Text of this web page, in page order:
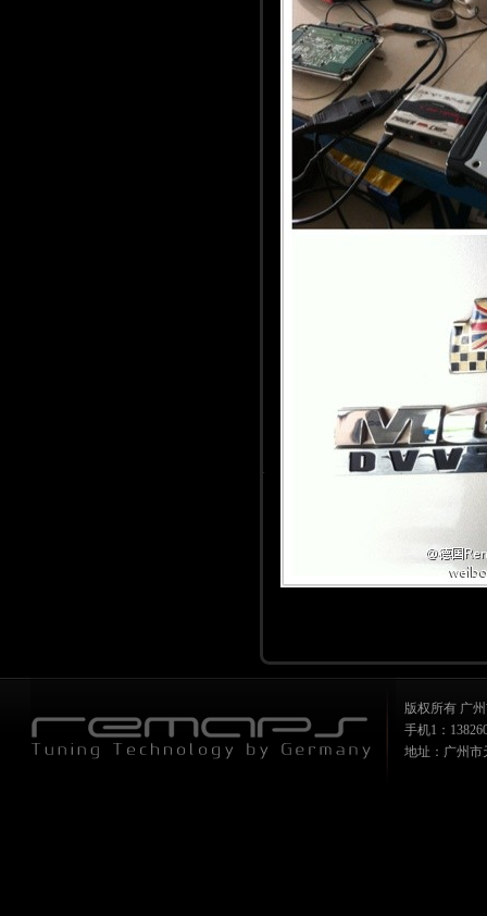
版权所有 广
手机1：
地址：广州市